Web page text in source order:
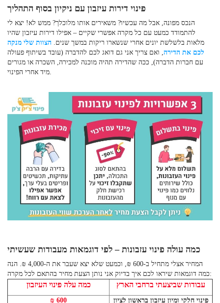
פינוי דירות עיזבון עם ניקיון בסוף התהליך
הנכס מפונה, אבל מה עכשיו? משאירים אותו מלוכלך? ממש לא! יצא לי
להתמודד כמעט עם כל מקרה אפשרי שקיים – אפילו דירות עיזבון שהיו
מלאות בלשלשת יונים אחרי שנשארו ריקות במשך שנים. הצוות שלי מנקה
לכם את הדירה , ואם צריך אני גם דואג לכם להדברה (עובד בשיתוף פעולה
עם חברות הדברה), ככה שהדירה תהיה מוכנה למכירה, השכרה או מגורים
כמה עולה פינוי עזבונות – לפי דוגמאות מעבודות שעשיתי
המחיר אצלי מתחיל ב-600 ₪, וכמעט שלא יצא שעבר את ה-4,000 ₪. הנה
כמה דוגמאות שיראו לכם איך בדיוק אני נותן הצעת מחיר בהתאם לכל מקרה:
עבודות שביצעתי ברחבי הארץ כמה עלה פינוי העיזבון
פינוי חלקי ומיון עיזבון בראשון לציון 600 ₪